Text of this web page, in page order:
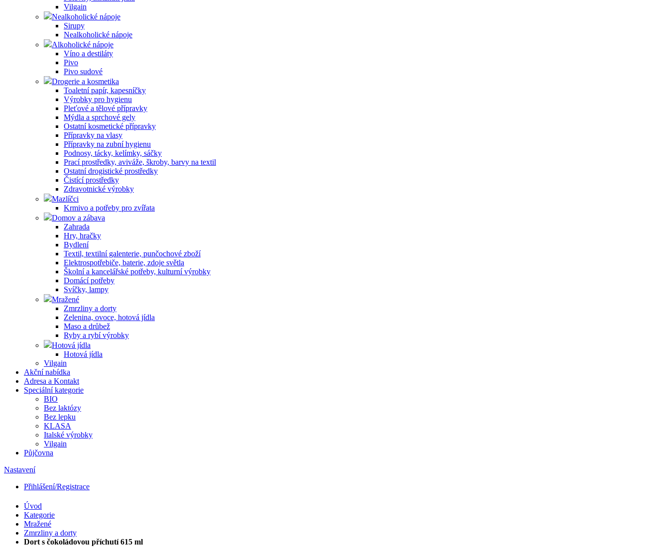
Vilgain
Nealkoholické nápoje
Sirupy
Nealkoholické nápoje
Alkoholické nápoje
Víno a destiláty
Pivo
Pivo sudové
Drogerie a kosmetika
Toaletní papír, kapesníčky
Výrobky pro hygienu
Pleťové a tělové přípravky
Mýdla a sprchové gely
Ostatní kosmetické přípravky
Přípravky na vlasy
Přípravky na zubní hygienu
Podnosy, tácky, kelímky, sáčky
Prací prostředky, aviváže, škroby, barvy na textil
Ostatní drogistické prostředky
Čistící prostředky
Zdravotnické výrobky
Mazlíčci
Krmivo a potřeby pro zvířata
Domov a zábava
Zahrada
Hry, hračky
Bydlení
Textil, textilní galenterie, punčochové zboží
Elektrospotřebiče, baterie, zdoje světla
Školní a kancelářské potřeby, kulturní výrobky
Domácí potřeby
Svíčky, lampy
Mražené
Zmrzliny a dorty
Zelenina, ovoce, hotová jídla
Maso a drůbež
Ryby a rybí výrobky
Hotová jídla
Hotová jídla
Vilgain
Akční nabídka
Adresa a Kontakt
Speciální kategorie
BIO
Bez laktózy
Bez lepku
KLASA
Italské výrobky
Vilgain
Půjčovna
Nastavení
Přihlášení/Registrace
Úvod
Kategorie
Mražené
Zmrzliny a dorty
Dort s čokoládovou příchutí 615 ml